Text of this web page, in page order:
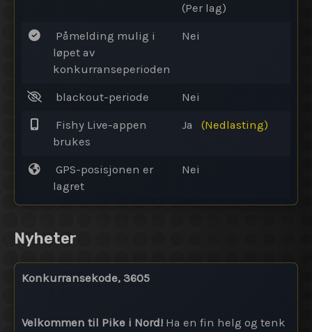
(Per lag)
Påmelding mulig i
løpet av
konkurranseperioden
Nei
blackout-periode Nei
Fishy Live-appen
brukes
Ja (Nedlasting)
GPS-posisjonen er
lagret
Nei
Nyheter
Konkurransekode, 3605
Velkommen til Pike i Nord! Ha en fin helg og tenk